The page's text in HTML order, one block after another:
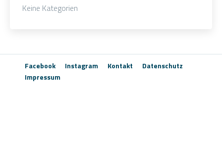
Keine Kategorien
Facebook Instagram Kontakt
Datenschutz
Impressum